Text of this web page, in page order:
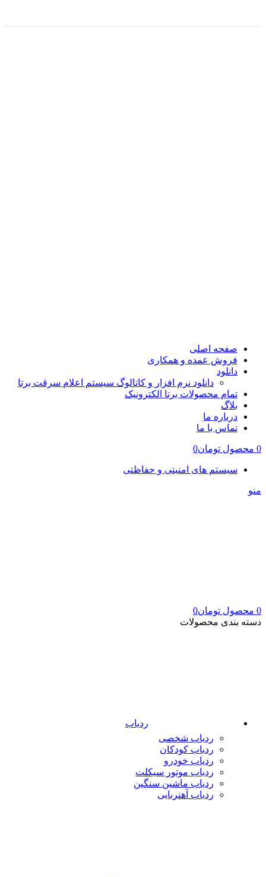
صفحه اصلی
فروش عمده و همکاری
دانلود
دانلود نرم افزار و کاتالوگ سیستم اعلام سرقت برتا
تمام محصولات برتا الکترونیک
بلاگ
درباره ما
تماس با ما
0 محصول تومان0
سیستم های امنیتی و حفاظتی
منو
0 محصول تومان0
دسته بندی محصولات
ردیاب
ردیاب شخصی
ردیاب کودکان
ردیاب خودرو
ردیاب موتور سیکلت
ردیاب ماشین سنگین
ردیاب آهنربایی